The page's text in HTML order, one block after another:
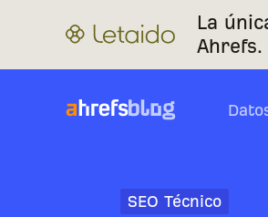
La
Ahrefs.
SEO Técnico